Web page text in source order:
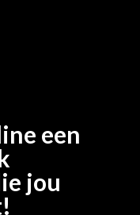
een
jou